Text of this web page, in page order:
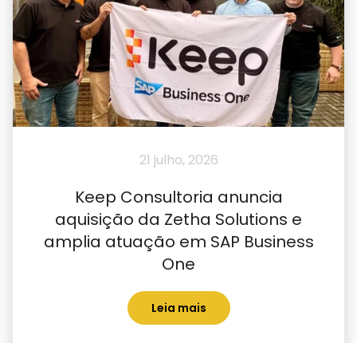
21 julho, 2026
Keep Consultoria anuncia
aquisição da Zetha Solutions e
amplia atuação em SAP Business
One
Leia mais